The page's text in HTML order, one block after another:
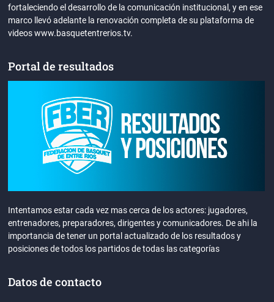
fortaleciendo el desarrollo de la comunicación institucional, y en ese
marco llevó adelante la renovación completa de su plataforma de
videos www.basquetentrerios.tv.
Portal de resultados
Intentamos estar cada vez mas cerca de los actores: jugadores,
entrenadores, preparadores, dirigentes y comunicadores. De ahi la
importancia de tener un portal actualizado de los resultados y
posiciones de todos los partidos de todas las categorías
Datos de contacto